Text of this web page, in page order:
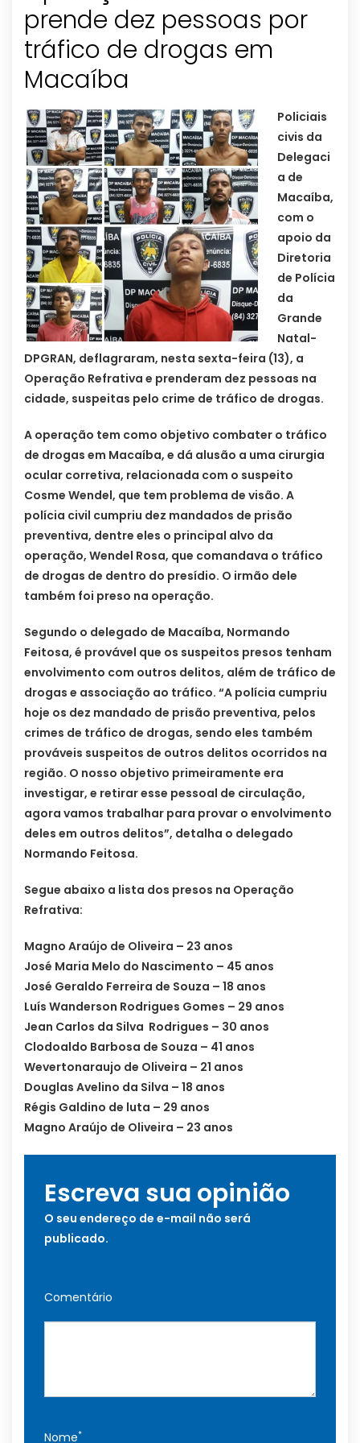
prende dez pessoas por
tráfico de drogas em
Policiais
civis da
Delegaci
a de
Macaíba,
com o
apoio da
Diretoria
de Polícia
da
Grande
Natal-
DPGRAN, deflagraram, nesta sexta-feira (13), a
Operação Refrativa e prenderam dez pessoas na
cidade, suspeitas pelo crime de tráfico de drogas.
A operação tem como objetivo combater o tráfico
de drogas em Macaíba, e dá alusão a uma cirurgia
ocular corretiva, relacionada com o suspeito
Cosme Wendel, que tem problema de visão. A
polícia civil cumpriu dez mandados de prisão
preventiva, dentre eles o principal alvo da
operação, Wendel Rosa, que comandava o tráfico
de drogas de dentro do presídio. O irmão dele
também foi preso na operação.
Segundo o delegado de Macaíba, Normando
Feitosa, é provável que os suspeitos presos tenham
envolvimento com outros delitos, além de tráfico de
drogas e associação ao tráfico. “A polícia cumpriu
hoje os dez mandado de prisão preventiva, pelos
crimes de tráfico de drogas, sendo eles também
prováveis suspeitos de outros delitos ocorridos na
região. O nosso objetivo primeiramente era
investigar, e retirar esse pessoal de circulação,
agora vamos trabalhar para provar o envolvimento
deles em outros delitos”, detalha o delegado
Normando Feitosa.
Segue abaixo a lista dos presos na Operação
Refrativa:
Magno Araújo de Oliveira – 23 anos
José Maria Melo do Nascimento – 45 anos
José Geraldo Ferreira de Souza – 18 anos
Luís Wanderson Rodrigues Gomes – 29 anos
Jean Carlos da Silva Rodrigues – 30 anos
Clodoaldo Barbosa de Souza – 41 anos
Wevertonaraujo de Oliveira – 21 anos
Douglas Avelino da Silva – 18 anos
Régis Galdino de luta – 29 anos
Magno Araújo de Oliveira – 23 anos
Escreva sua opinião
O seu endereço de e-mail não será
publicado.
Comentário
Nome*